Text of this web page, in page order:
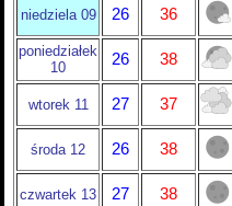
niedziela 09 26 36
poniedziałek
10
26 38
wtorek 11 27 37
środa 12 26 38
czwartek 13 27 38